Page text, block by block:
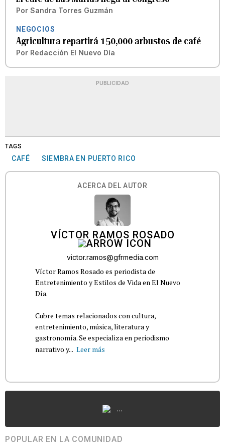
Por Sandra Torres Guzmán
NEGOCIOS
Agricultura repartirá 150,000 arbustos de café
Por Redacción El Nuevo Día
PUBLICIDAD
TAGS
CAFÉ SIEMBRA EN PUERTO RICO
ACERCA DEL AUTOR
VÍCTOR RAMOS ROSADO
victor.ramos@gfrmedia.com
Víctor Ramos Rosado es periodista de
Entretenimiento y Estilos de Vida en El Nuevo
Día.
Cubre temas relacionados con cultura,
entretenimiento, música, literatura y
gastronomía. Se especializa en periodismo
narrativo y... Leer más
...
POPULAR EN LA COMUNIDAD